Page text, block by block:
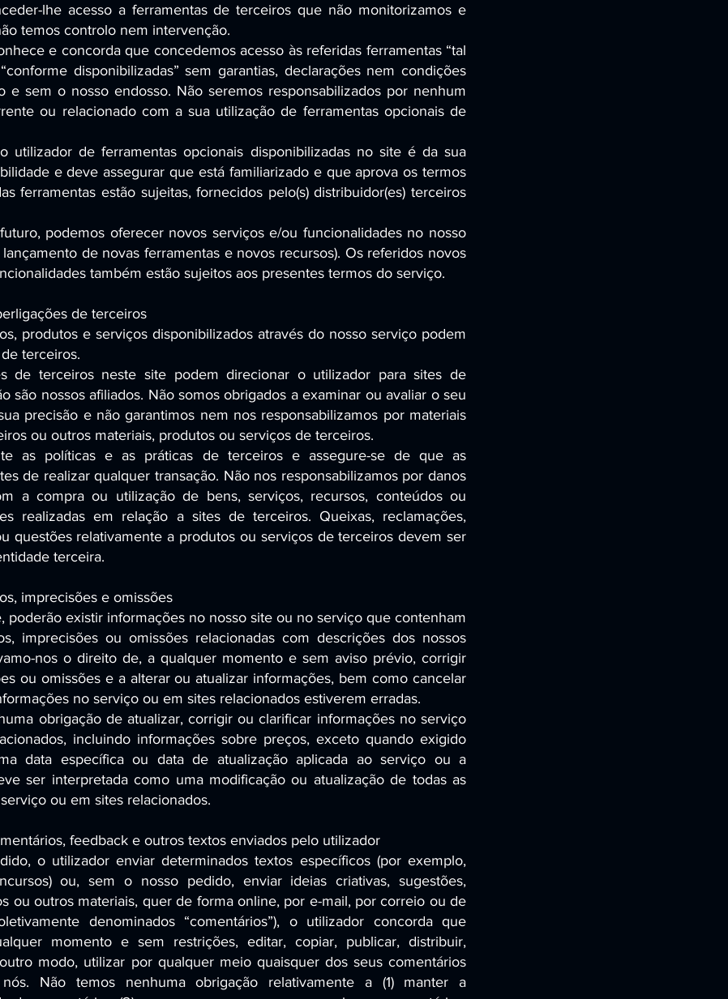
lhe acesso a ferramentas de terceiros que não monitorizamos e
temos controlo nem intervenção.
e concorda que concedemos acesso às referidas ferramentas “tal
disponibilizadas” sem garantias, declarações nem condições
e sem o nosso endosso. Não seremos responsabilizados por nenhum
ou relacionado com a sua utilização de ferramentas opcionais de
utilizador de ferramentas opcionais disponibilizadas no site é da sua
e deve assegurar que está familiarizado e que aprova os termos
ferramentas estão sujeitas, fornecidos pelo(s) distribuidor(es) terceiros
podemos oferecer novos serviços e/ou funcionalidades no nosso
de novas ferramentas e novos recursos). Os referidos novos
também estão sujeitos aos presentes termos do serviço.
de terceiros
produtos e serviços disponibilizados através do nosso serviço podem
terceiros.
de terceiros neste site podem direcionar o utilizador para sites de
são nossos afiliados. Não somos obrigados a examinar ou avaliar o seu
precisão e não garantimos nem nos responsabilizamos por materiais
ou outros materiais, produtos ou serviços de terceiros.
as políticas e as práticas de terceiros e assegure-se de que as
de realizar qualquer transação. Não nos responsabilizamos por danos
a compra ou utilização de bens, serviços, recursos, conteúdos ou
realizadas em relação a sites de terceiros. Queixas, reclamações,
questões relativamente a produtos ou serviços de terceiros devem ser
terceira.
imprecisões e omissões
poderão existir informações no nosso site ou no serviço que contenham
imprecisões ou omissões relacionadas com descrições dos nossos
nos o direito de, a qualquer momento e sem aviso prévio, corrigir
ou omissões e a alterar ou atualizar informações, bem como cancelar
no serviço ou em sites relacionados estiverem erradas.
obrigação de atualizar, corrigir ou clarificar informações no serviço
incluindo informações sobre preços, exceto quando exigido
data específica ou data de atualização aplicada ao serviço ou a
ser interpretada como uma modificação ou atualização de todas as
ou em sites relacionados.
feedback e outros textos enviados pelo utilizador
o utilizador enviar determinados textos específicos (por exemplo,
ou, sem o nosso pedido, enviar ideias criativas, sugestões,
ou outros materiais, quer de forma online, por e-mail, por correio ou de
denominados “comentários”), o utilizador concorda que
momento e sem restrições, editar, copiar, publicar, distribuir,
modo, utilizar por qualquer meio quaisquer dos seus comentários
Não temos nenhuma obrigação relativamente a (1) manter a